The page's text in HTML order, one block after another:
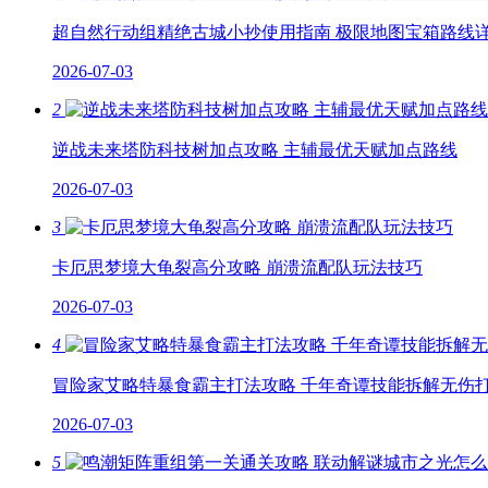
超自然行动组精绝古城小抄使用指南 极限地图宝箱路线
2026-07-03
2
逆战未来塔防科技树加点攻略 主辅最优天赋加点路线
2026-07-03
3
卡厄思梦境大龟裂高分攻略 崩溃流配队玩法技巧
2026-07-03
4
冒险家艾略特暴食霸主打法攻略 千年奇谭技能拆解无伤
2026-07-03
5